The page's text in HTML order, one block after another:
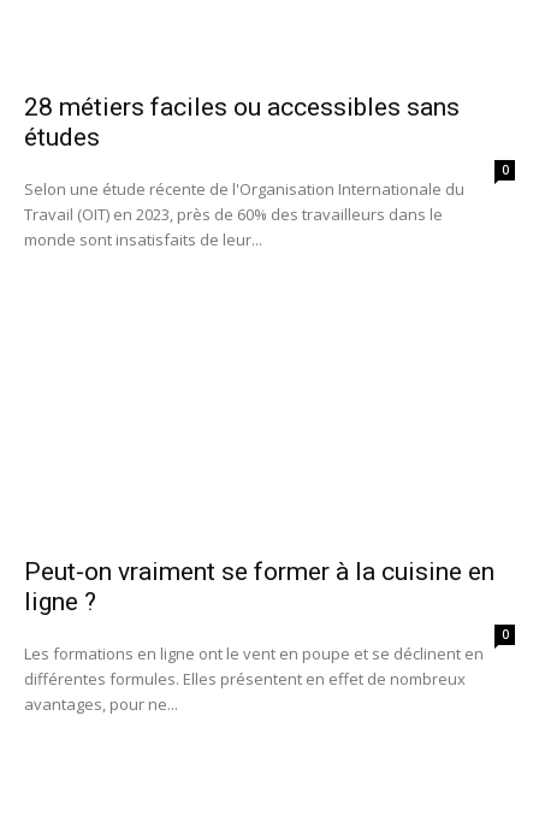
28 métiers faciles ou accessibles sans
études
0
Selon une étude récente de l'Organisation Internationale du
Travail (OIT) en 2023, près de 60% des travailleurs dans le
monde sont insatisfaits de leur...
Peut-on vraiment se former à la cuisine en
ligne ?
0
Les formations en ligne ont le vent en poupe et se déclinent en
différentes formules. Elles présentent en effet de nombreux
avantages, pour ne...